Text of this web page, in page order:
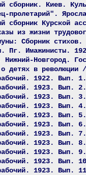
сборник. Киев.
пролетарий".
сборник Курской
из жизни
Сборник стихов.
Пг. Имажинисты.
Новгород.
детях в
1922. Вып.
1923. Вып.
1923. Вып.
1923. Вып.
1923. Вып.
1923. Вып.
1923. Вып.
1923. Вып.
1923. Вып.
1923. Вып.
1923. Вып.